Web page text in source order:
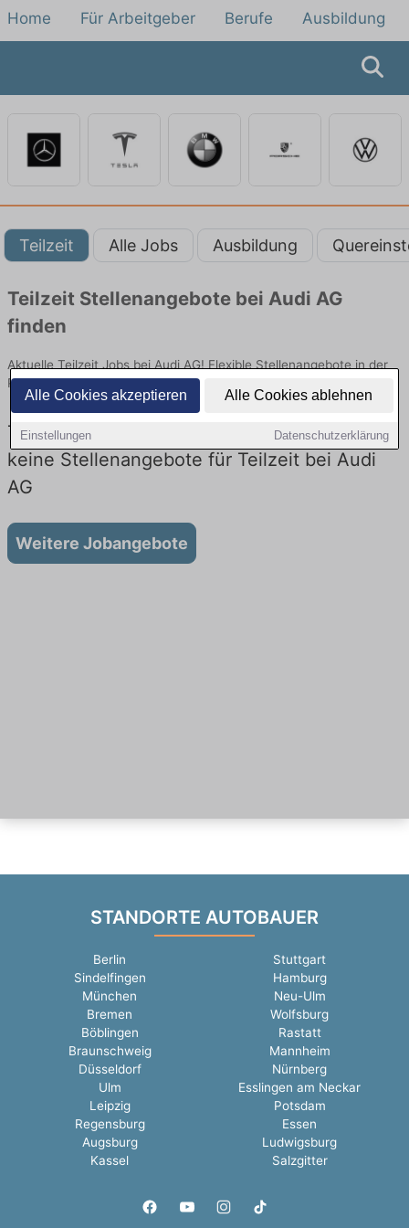
Alle Cookies akzeptieren Alle Cookies ablehnen
Einstellungen Datenschutzerklärung
Home Für Arbeitgeber Berufe Ausbildung
Teilzeit Alle Jobs Ausbildung
Teilzeit Stellenangebote bei Audi AG
finden
Aktuelle Teilzeit Jobs bei Audi AG! Flexible Stellenangebote in der
Produktion, Entwicklung, Büro oder Marketing.
Teilzeit-Jobs bei Audi AG: Aktuell gibt es
keine Stellenangebote für Teilzeit bei Audi
AG
Weitere Jobangebote
STANDORTE AUTOBAUER
Berlin
Stuttgart
Sindelfingen
Hamburg
München
Neu-Ulm
Bremen
Wolfsburg
Böblingen
Rastatt
Braunschweig
Mannheim
Düsseldorf
Nürnberg
Ulm
Esslingen am Neckar
Leipzig
Potsdam
Regensburg
Essen
Augsburg
Ludwigsburg
Kassel
Salzgitter